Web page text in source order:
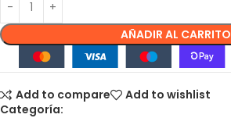
AÑADIR AL CARRITO
Add to compare
Add to wishlist
Categoría: